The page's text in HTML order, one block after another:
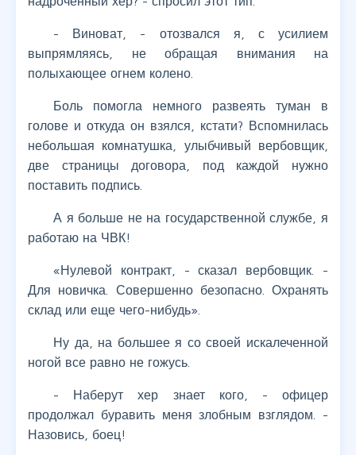
- Виноват, - отозвался я, с усилием
выпрямляясь, не обращая внимания на
полыхающее огнем колено.
Боль помогла немного развеять туман в
голове и откуда он взялся, кстати? Вспомнилась
небольшая комнатушка, улыбчивый вербовщик,
две страницы договора, под каждой нужно
поставить подпись.
А я больше не на государственной службе, я
работаю на ЧВК!
«Нулевой контракт, - сказал вербовщик. -
Для новичка. Совершенно безопасно. Охранять
склад или еще чего-нибудь».
Ну да, на большее я со своей искалеченной
ногой все равно не гожусь.
- Наберут хер знает кого, - офицер
продолжал буравить меня злобным взглядом. -
Назовись, боец!